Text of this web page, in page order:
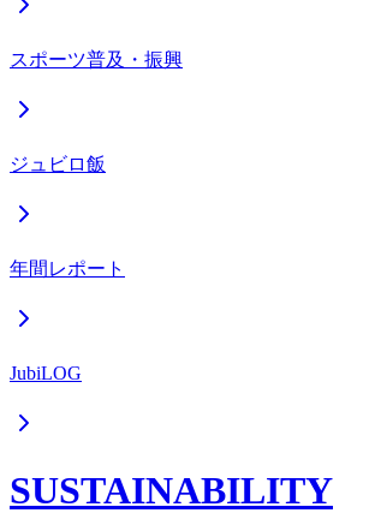
スポーツ普及・振興
ジュビロ飯
年間レポート
JubiLOG
SUSTAINABILITY